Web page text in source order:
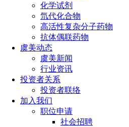
化学试剂
氘代化合物
高活性复杂分子药物
抗体偶联药物
虞美动态
虞美新闻
行业资讯
投资者关系
投资者联络
加入我们
职位申请
社会招聘